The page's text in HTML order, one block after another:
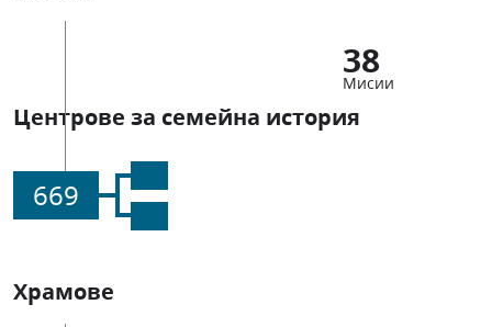
38
Мисии
Центрове за семейна история
669
Храмове